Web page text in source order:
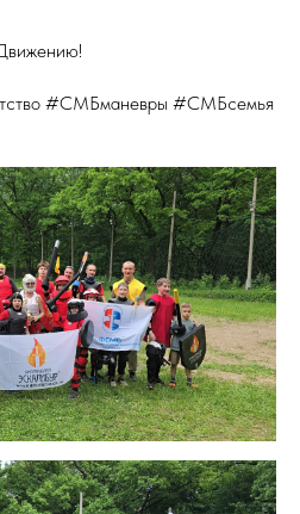
#СМБманевры #СМБсемья